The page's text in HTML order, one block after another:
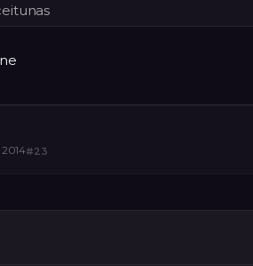
#23